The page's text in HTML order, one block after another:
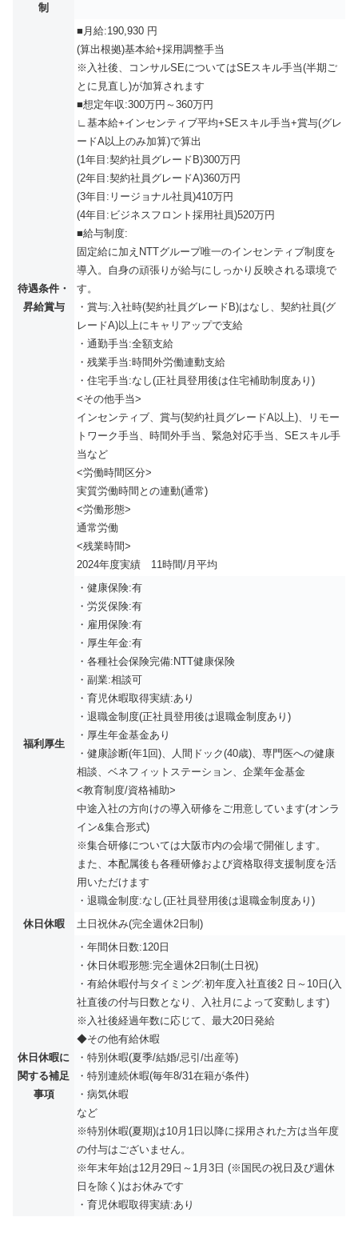
制
待遇条件・
昇給賞与
■月給:190,930 円
(算出根拠)基本給+採用調整手当
※入社後、コンサルSEについてはSEスキル手当(半期ご
とに見直し)が加算されます
■想定年収:300万円～360万円
∟基本給+インセンティブ平均+SEスキル手当+賞与(グレ
ードA以上のみ加算)で算出
(1年目:契約社員グレードB)300万円
(2年目:契約社員グレードA)360万円
(3年目:リージョナル社員)410万円
(4年目:ビジネスフロント採用社員)520万円
■給与制度:
固定給に加えNTTグループ唯一のインセンティブ制度を
導入。自身の頑張りが給与にしっかり反映される環境で
す。
・賞与:入社時(契約社員グレードB)はなし、契約社員(グ
レードA)以上にキャリアップで支給
・通勤手当:全額支給
・残業手当:時間外労働連動支給
・住宅手当:なし(正社員登用後は住宅補助制度あり)
<その他手当>
インセンティブ、賞与(契約社員グレードA以上)、リモー
トワーク手当、時間外手当、緊急対応手当、SEスキル手
当など
<労働時間区分>
実質労働時間との連動(通常)
<労働形態>
通常労働
<残業時間>
2024年度実績 11時間/月平均
福利厚生
・健康保険:有
・労災保険:有
・雇用保険:有
・厚生年金:有
・各種社会保険完備:NTT健康保険
・副業:相談可
・育児休暇取得実績:あり
・退職金制度(正社員登用後は退職金制度あり)
・厚生年金基金あり
・健康診断(年1回)、人間ドック(40歳)、専門医への健康
相談、ベネフィットステーション、企業年金基金
<教育制度/資格補助>
中途入社の方向けの導入研修をご用意しています(オンラ
イン&集合形式)
※集合研修については大阪市内の会場で開催します。
また、本配属後も各種研修および資格取得支援制度を活
用いただけます
・退職金制度:なし(正社員登用後は退職金制度あり)
休日休暇
土日祝休み(完全週休2日制)
休日休暇に
関する補足
事項
・年間休日数:120日
・休日休暇形態:完全週休2日制(土日祝)
・有給休暇付与タイミング:初年度入社直後2 日～10日(入
社直後の付与日数となり、入社月によって変動します)
※入社後経過年数に応じて、最大20日発給
◆その他有給休暇
・特別休暇(夏季/結婚/忌引/出産等)
・特別連続休暇(毎年8/31在籍が条件)
・病気休暇
など
※特別休暇(夏期)は10月1日以降に採用された方は当年度
の付与はございません。
※年末年始は12月29日～1月3日 (※国民の祝日及び週休
日を除く)はお休みです
・育児休暇取得実績:あり